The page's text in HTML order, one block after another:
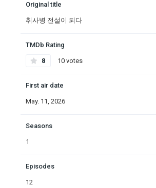
Original title
취사병 전설이 되다
TMDb Rating
8 10 votes
First air date
May. 11, 2026
Seasons
1
Episodes
12